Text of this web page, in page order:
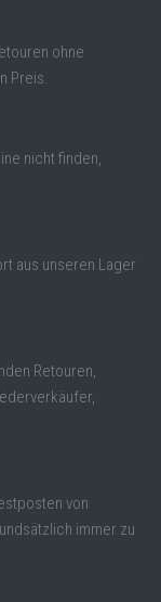
ohne
Preis.
nicht finden,
aus unseren Lager
Retouren,
von
immer zu